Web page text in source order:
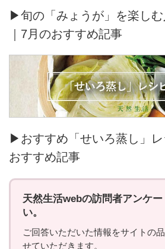
▶旬の「みょうが」を楽し
｜7月のおすすめ記事
▶おすすめ「せいろ蒸し」
おすすめ記事